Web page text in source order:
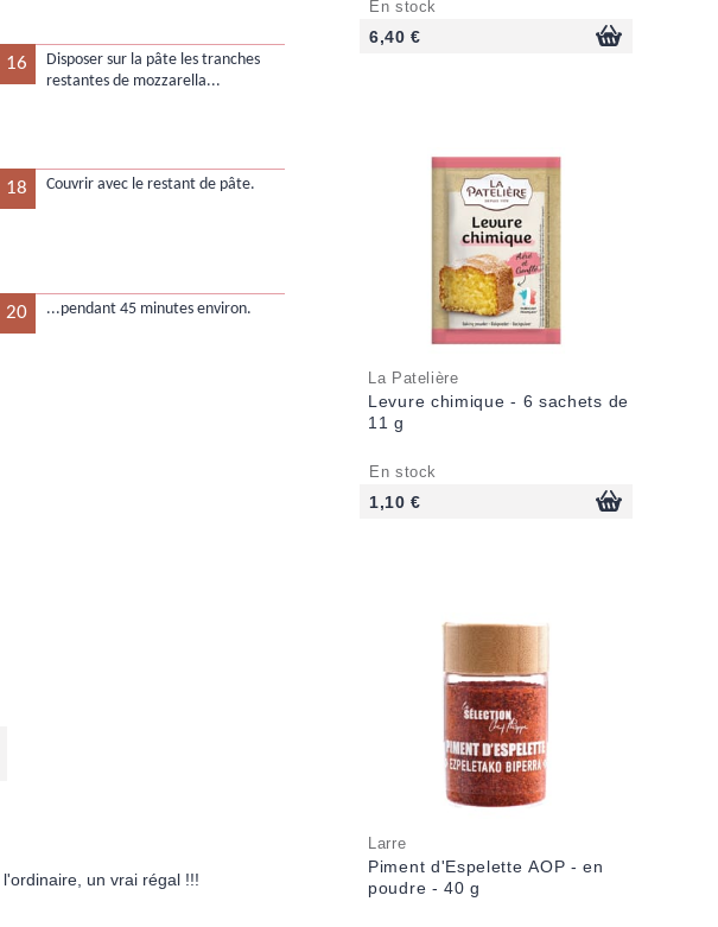
En stock
6,40 €
La Patelière
Levure chimique - 6 sachets de
11 g
En stock
1,10 €
Larre
Piment d'Espelette AOP - en
poudre - 40 g
16
Disposer sur la pâte les tranches
restantes de mozzarella...
18 Couvrir avec le restant de pâte.
20 ...pendant 45 minutes environ.
un vrai régal !!!